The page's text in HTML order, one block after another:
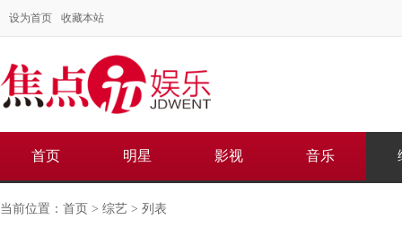
设为首页 收藏本站
首页 明星 影视 音乐
当前位置： 首页 > 综艺 > 列表